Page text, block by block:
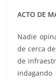
ACTO DE
Nadie
de cerca
de